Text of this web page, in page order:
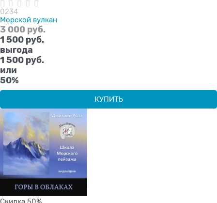
0234
Морской вулкан
3 000 руб.
1 500 руб.
выгода
1 500 руб.
или
50%
КУПИТЬ